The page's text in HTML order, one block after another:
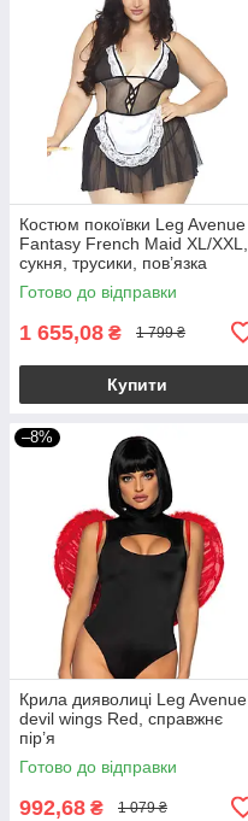
Костюм покоївки Leg Avenue
Fantasy French Maid XL/XXL,
сукня, трусики, пов’язка
Готово до відправки
1 655,08 ₴ 1 799 ₴
Купити
–8%
Крила дияволиці Leg Avenue
devil wings Red, справжнє
пір’я
Готово до відправки
992,68 ₴ 1 079 ₴